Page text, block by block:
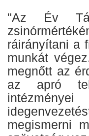
"Az Év
ráirányítani a
munkát
megnőtt az
az apró
megismerni